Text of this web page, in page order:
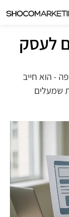
לעסק
- הוא חייב
שמעלים